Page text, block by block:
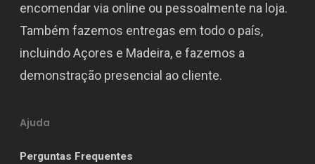
encomendar via online ou pessoalmente na loja.
Também fazemos entregas em todo o país,
incluindo Açores e Madeira, e fazemos a
demonstração presencial ao cliente.
Ajuda
Perguntas Frequentes